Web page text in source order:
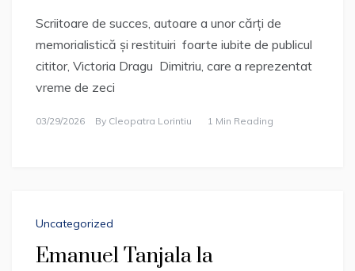
Scriitoare de succes, autoare a unor cărți de
memorialistică și restituiri foarte iubite de publicul
cititor, Victoria Dragu Dimitriu, care a reprezentat
vreme de zeci
03/29/2026 By Cleopatra Lorintiu 1 Min Reading
Uncategorized
Emanuel Tanjala la